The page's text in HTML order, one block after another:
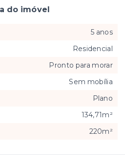
do imóvel
5 anos
Residencial
Pronto para morar
Sem mobília
Plano
134,71m²
220m²